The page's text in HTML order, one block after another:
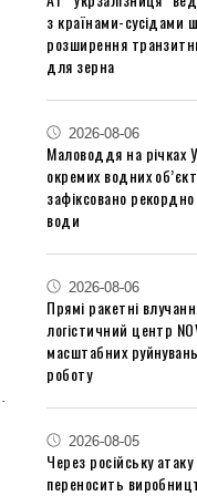
з країнами-сусідами
розширення
для зерна
2026-08-06
Маловоддя на річках
окремих водних
зафіксовано рекордно
води
2026-08-06
Прямі ракетні
логістичний центр
масштабних
роботу
2026-08-05
Через російську
переносить